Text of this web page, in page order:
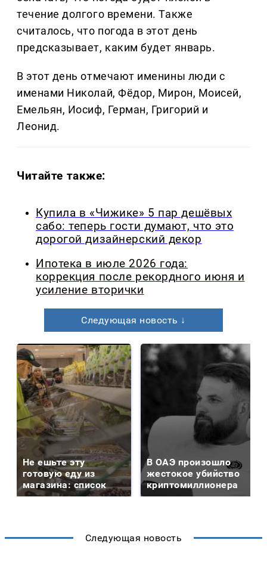
течение долгого времени. Также
считалось, что погода в этот день
предсказывает, каким будет январь.
В этот день отмечают именины люди с
именами Николай, Фёдор, Мирон, Моисей,
Емельян, Иосиф, Герман, Григорий и
Леонид.
Читайте также:
Купила в «Чижике» 5 пар дешёвых
сабо: теперь гости думают, что это
дорогой дизайнерский декор
Ипотека в июле 2026 года:
коррекция после рекордного июня и
усиление вторички
Следующая новость ↓
Не ешьте эту
готовую еду из
магазина: список
В ОАЭ произошло
жестокое убийство
криптомиллионера
Следующая новость